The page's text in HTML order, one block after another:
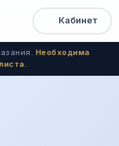
Быстрый
доступ
Кабинет
Необходима